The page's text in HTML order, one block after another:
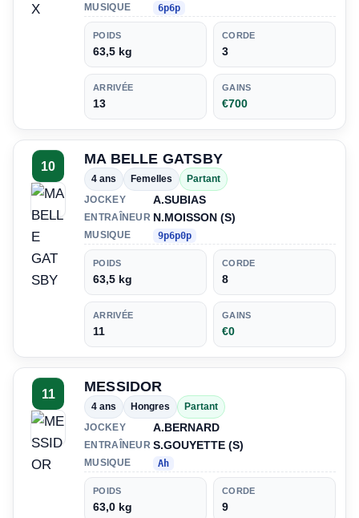
MUSIQUE 6p6p
POIDS
63,5 kg
CORDE
3
ARRIVÉE
13
GAINS
€700
10 MA BELLE GATSBY
4 ans Femelles
Partant
JOCKEY
A.SUBIAS
ENTRAÎNEUR N.MOISSON (S)
MUSIQUE 9p6p0p
POIDS
63,5 kg
CORDE
8
ARRIVÉE
11
GAINS
€0
11 MESSIDOR
4 ans Hongres
Partant
JOCKEY
A.BERNARD
ENTRAÎNEUR S.GOUYETTE (S)
MUSIQUE Ah
POIDS
63,0 kg
CORDE
9